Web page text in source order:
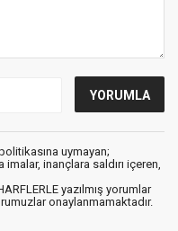
uymayan;
inançlara saldırı içeren,
yazılmış yorumlar
onaylanmamaktadır.